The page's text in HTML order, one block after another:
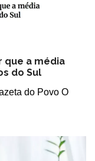
que a média
do Sul
do Povo O